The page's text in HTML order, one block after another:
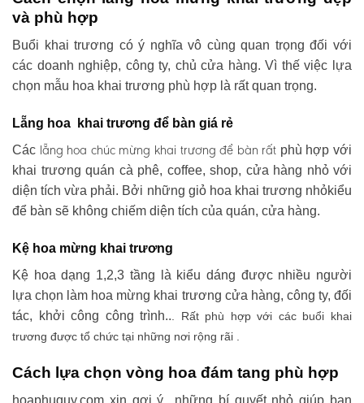
và phù hợp
Buổi khai trương có ý nghĩa vô cùng quan trọng đối với
các doanh nghiệp, công ty, chủ cửa hàng. Vì thế việc lựa
chọn mẫu hoa khai trương phù hợp là rất quan trọng.
Lẵng hoa khai trương để bàn giá rẻ
Các lẵng hoa chúc mừng khai trương để bàn rất phù hợp với
khai trương quán cà phê, coffee, shop, cửa hàng nhỏ với
diện tích vừa phải. Bởi những giỏ hoa khai trương nhỏkiểu
để bàn sẽ không chiếm diện tích của quán, cửa hàng.
Kệ hoa mừng khai trương
Kệ hoa dạng 1,2,3 tầng là kiểu dáng được nhiều người
lựa chọn làm hoa mừng khai trương cửa hàng, công ty, đối
tác, khởi công công trình.. . Rất phù hợp với các buổi khai
trương được tổ chức tại những nơi rộng rãi .
Cách lựa chọn vòng hoa đám tang phù hợp